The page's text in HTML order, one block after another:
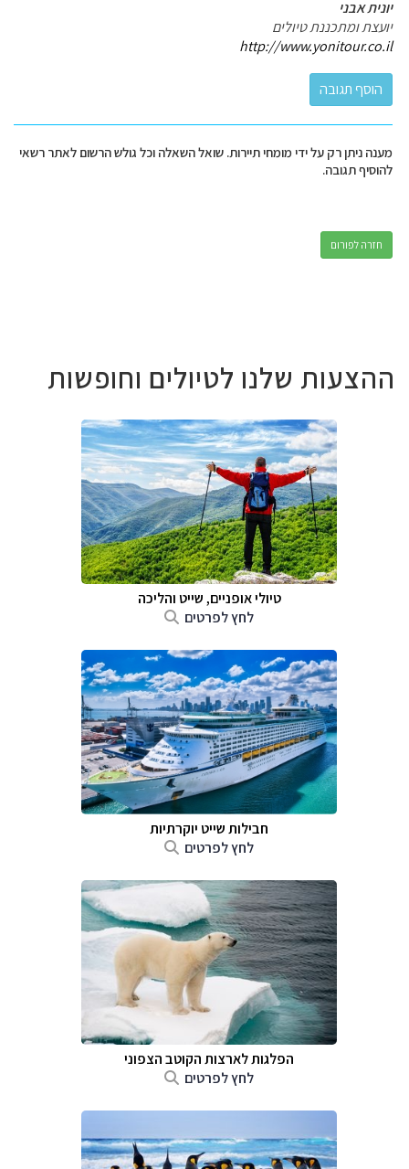
יונית אבני
יועצת ומתכננת טיולים
http://www.yonitour.co.il
מענה ניתן רק על ידי מומחי תיירות. שואל השאלה וכל גולש הרשום לאתר רשאי
להוסיף תגובה.
חזרה לפורום
ההצעות שלנו לטיולים וחופשות
טיולי אופניים, שייט והליכה
לחץ לפרטים
חבילות שייט יוקרתיות
לחץ לפרטים
הפלגות לארצות הקוטב הצפוני
לחץ לפרטים